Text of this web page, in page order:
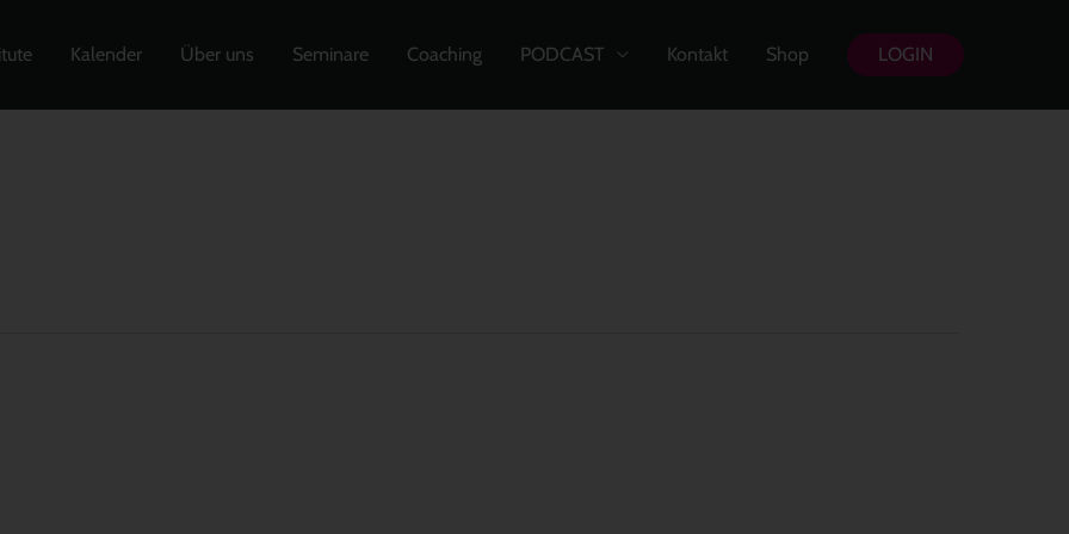
Kalender Über uns Seminare Coaching PODCAST Kontakt Shop LOGIN